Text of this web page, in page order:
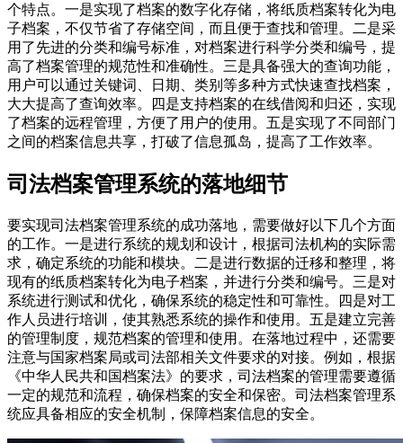
个特点。一是实现了档案的数字化存储，将纸质档案转化为电
子档案，不仅节省了存储空间，而且便于查找和管理。二是采
用了先进的分类和编号标准，对档案进行科学分类和编号，提
高了档案管理的规范性和准确性。三是具备强大的查询功能，
用户可以通过关键词、日期、类别等多种方式快速查找档案，
大大提高了查询效率。四是支持档案的在线借阅和归还，实现
了档案的远程管理，方便了用户的使用。五是实现了不同部门
之间的档案信息共享，打破了信息孤岛，提高了工作效率。
司法档案管理系统的落地细节
要实现司法档案管理系统的成功落地，需要做好以下几个方面
的工作。一是进行系统的规划和设计，根据司法机构的实际需
求，确定系统的功能和模块。二是进行数据的迁移和整理，将
现有的纸质档案转化为电子档案，并进行分类和编号。三是对
系统进行测试和优化，确保系统的稳定性和可靠性。四是对工
作人员进行培训，使其熟悉系统的操作和使用。五是建立完善
的管理制度，规范档案的管理和使用。在落地过程中，还需要
注意与国家档案局或司法部相关文件要求的对接。例如，根据
《中华人民共和国档案法》的要求，司法档案的管理需要遵循
一定的规范和流程，确保档案的安全和保密。司法档案管理系
统应具备相应的安全机制，保障档案信息的安全。